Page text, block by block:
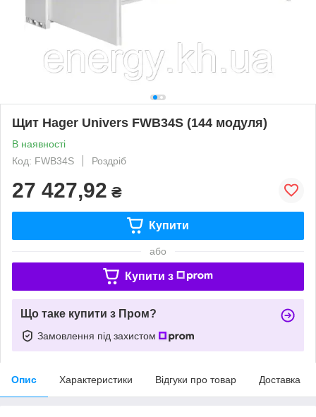
Щит Hager Univers FWB34S (144 модуля)
В наявності
Код: FWB34S
Роздріб
27 427,92 ₴
Купити
або
Купити з
Що таке купити з Пром?
Замовлення під захистом
Опис Характеристики Відгуки про товар Доставка